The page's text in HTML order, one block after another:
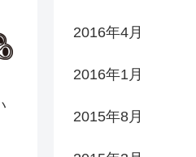
2016年4月
2016年1月
2015年8月